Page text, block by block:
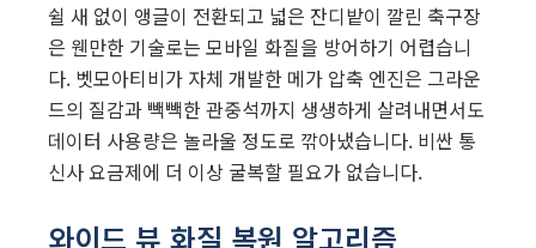
쉴 새 없이 앵글이 전환되고 넓은 잔디밭이 깔린 축구장
은 웬만한 기술로는 모바일 화질을 방어하기 어렵습니
다. 벳모아티비가 자체 개발한 메가 압축 엔진은 그라운
드의 질감과 빽빽한 관중석까지 생생하게 살려내면서도
데이터 사용량은 놀라울 정도로 깎아냈습니다. 비싼 통
신사 요금제에 더 이상 굴복할 필요가 없습니다.
와이드 뷰 화질 복원 알고리즘